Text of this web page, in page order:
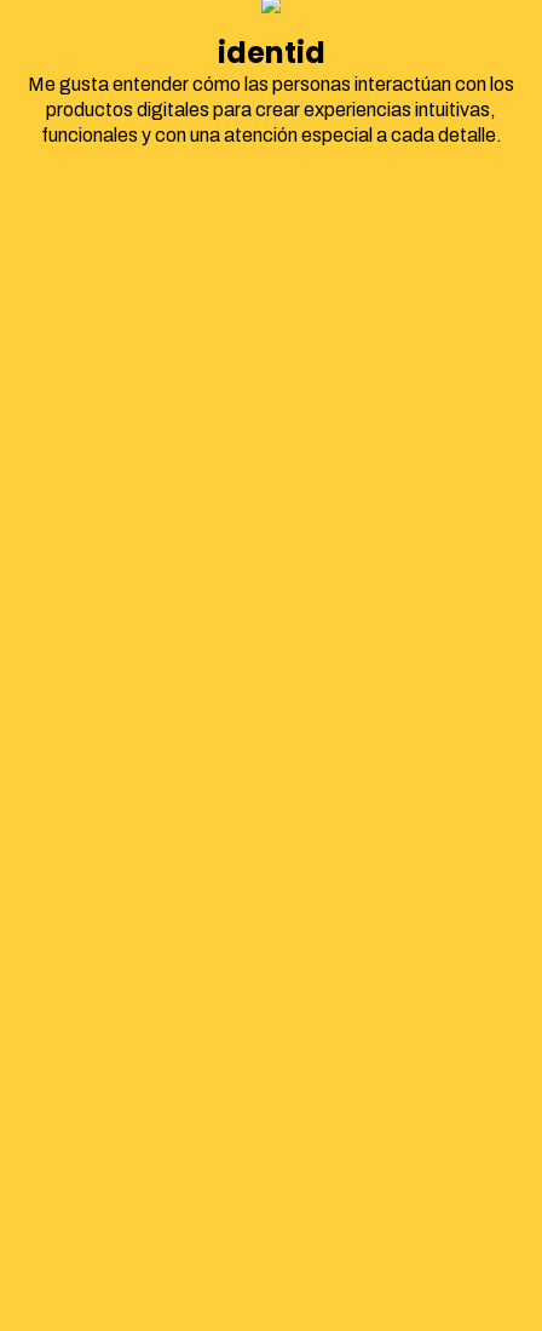
identidad corpora
Me gusta entender cómo las personas interactúan con los
productos digitales para crear experiencias intuitivas,
funcionales y con una atención especial a cada detalle.